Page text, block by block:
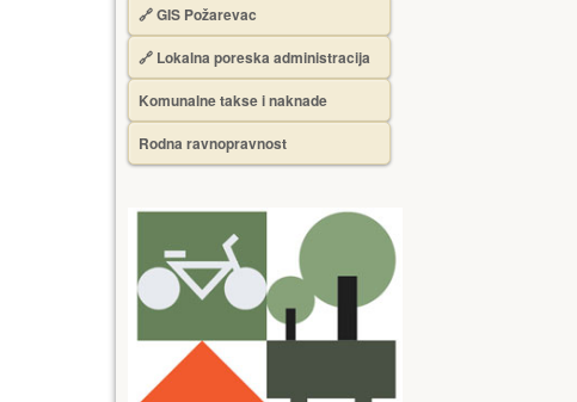
🔗 GIS Požarevac
🔗 Lokalna poreska administracija
Komunalne takse i naknade
Rodna ravnopravnost